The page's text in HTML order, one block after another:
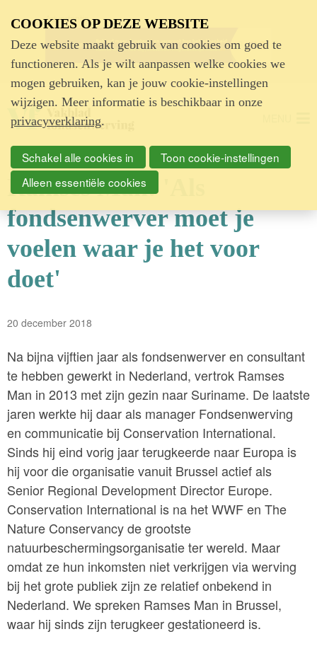
Advertentie
Ramses Man: 'Als
fondsenwerver moet je
voelen waar je het voor
doet'
20 december 2018
Na bijna vijftien jaar als fondsenwerver en consultant
te hebben gewerkt in Nederland, vertrok Ramses
Man in 2013 met zijn gezin naar Suriname. De laatste
jaren werkte hij daar als manager Fondsenwerving
en communicatie bij Conservation International.
Sinds hij eind vorig jaar terugkeerde naar Europa is
hij voor die organisatie vanuit Brussel actief als
Senior Regional Development Director Europe.
Conservation International is na het WWF en The
Nature Conservancy de grootste
natuurbeschermingsorganisatie ter wereld. Maar
omdat ze hun inkomsten niet verkrijgen via werving
bij het grote publiek zijn ze relatief onbekend in
Nederland. We spreken Ramses Man in Brussel,
waar hij sinds zijn terugkeer gestationeerd is.
COOKIES OP DEZE WEBSITE
Deze website maakt gebruik van cookies om goed te
functioneren. Als je wilt aanpassen welke cookies we
mogen gebruiken, kan je jouw cookie-instellingen
wijzigen. Meer informatie is beschikbaar in onze
privacyverklaring.
Schakel alle cookies in
Toon cookie-instellingen
Alleen essentiële cookies